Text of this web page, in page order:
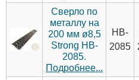
Сверло по
металлу на
200 мм ø8,5
Strong HB-
2085.
Подробнее...
HB-
2085